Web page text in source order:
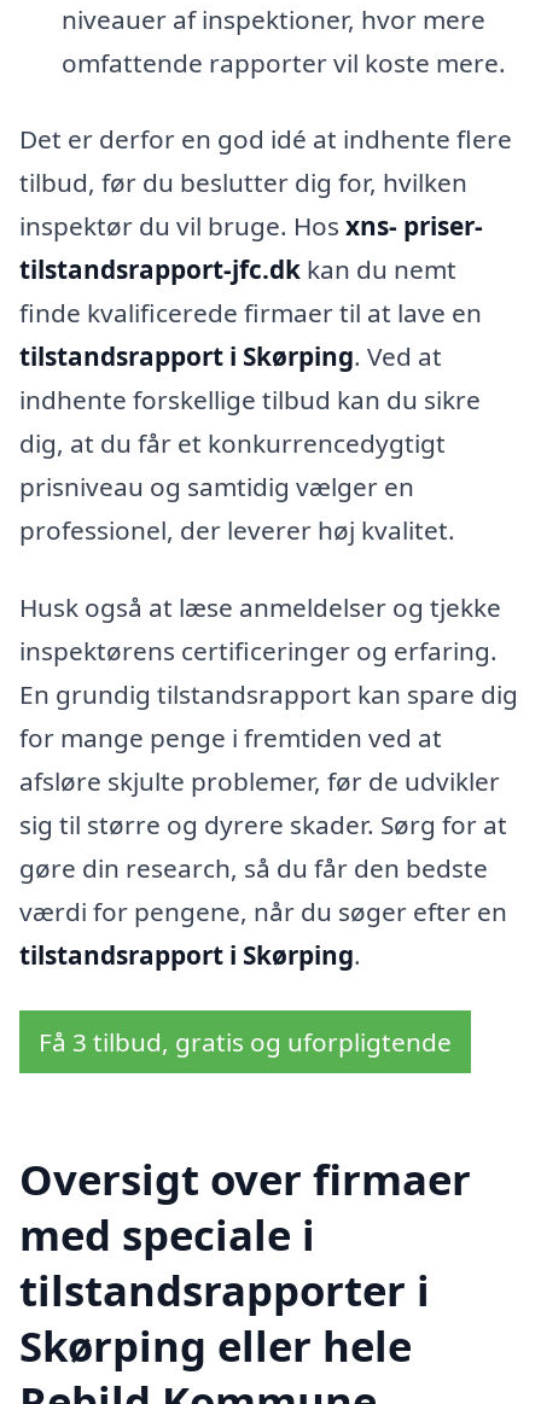
niveauer af inspektioner, hvor mere
omfattende rapporter vil koste mere.
Det er derfor en god idé at indhente flere
tilbud, før du beslutter dig for, hvilken
inspektør du vil bruge. Hos xns- priser-
tilstandsrapport-jfc.dk kan du nemt
finde kvalificerede firmaer til at lave en
tilstandsrapport i Skørping. Ved at
indhente forskellige tilbud kan du sikre
dig, at du får et konkurrencedygtigt
prisniveau og samtidig vælger en
professionel, der leverer høj kvalitet.
Husk også at læse anmeldelser og tjekke
inspektørens certificeringer og erfaring.
En grundig tilstandsrapport kan spare dig
for mange penge i fremtiden ved at
afsløre skjulte problemer, før de udvikler
sig til større og dyrere skader. Sørg for at
gøre din research, så du får den bedste
værdi for pengene, når du søger efter en
tilstandsrapport i Skørping.
Få 3 tilbud, gratis og uforpligtende
Oversigt over firmaer
med speciale i
tilstandsrapporter i
Skørping eller hele